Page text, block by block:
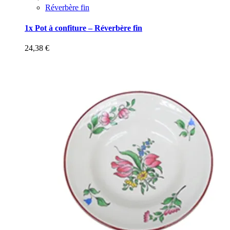
Réverbère fin
1x Pot à confiture – Réverbère fin
24,38 €